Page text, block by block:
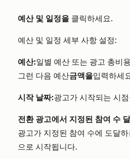
예산 및 일정을 클릭하세요.
예산 및 일정 세부 사항 설정:
예산:일별 예산 또는 광고 총비
그런 다음 예산금액을입력하세
시작 날짜:광고가 시작되는 시
전환 광고에서 지정된 참여 수
광고가 지정된 참여 수에 도달
으로 시작됩니다.